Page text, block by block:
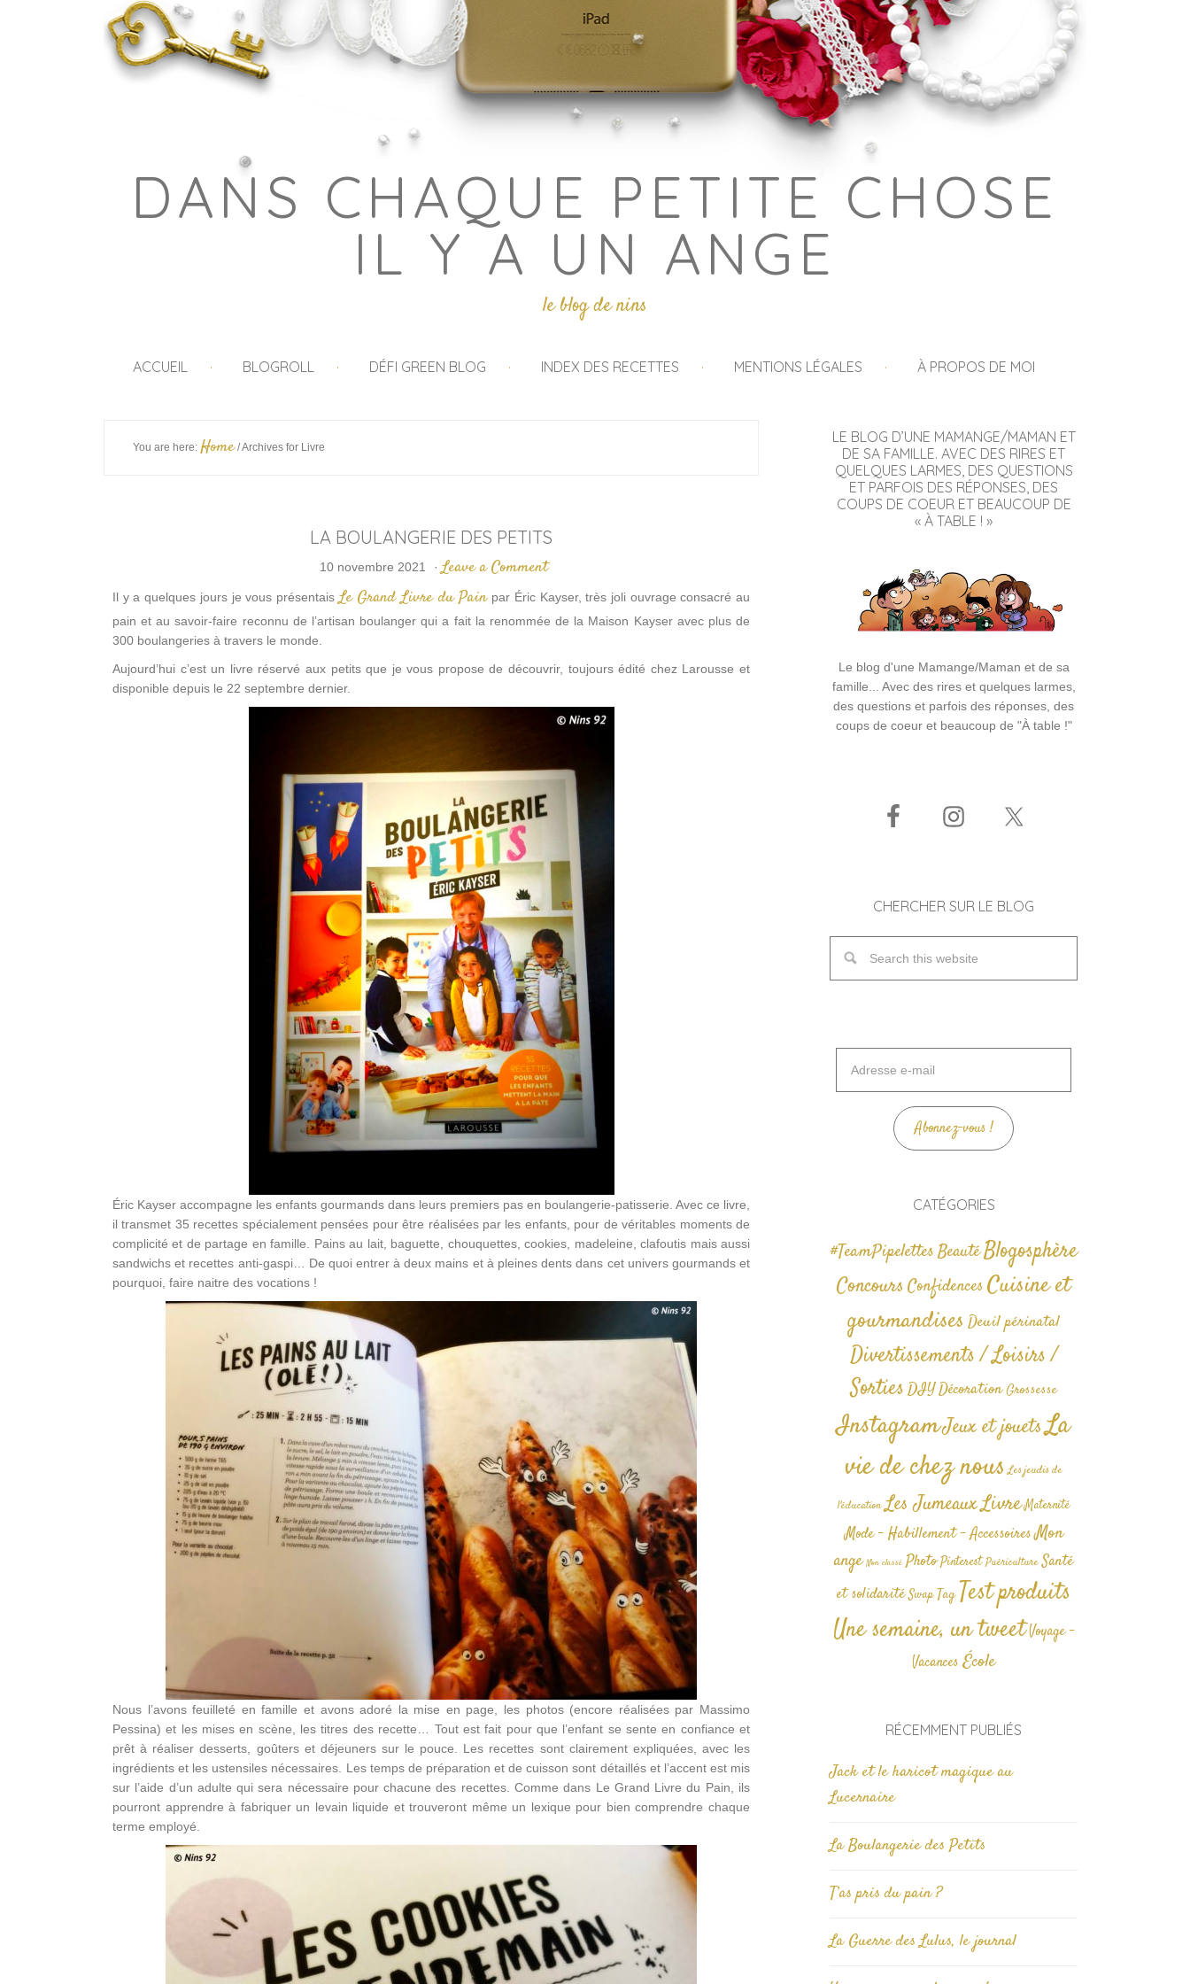
DANS CHAQUE PETITE CHOSE
IL Y A UN ANGE
le blog de nins
ACCUEIL BLOGROLL DÉFI GREEN BLOG INDEX DES RECETTES MENTIONS LÉGALES À PROPOS DE MOI
You are here: Home /Archives for Livre
LA BOULANGERIE DES PETITS
10 novembre 2021 · Leave a Comment
Il y a quelques jours je vous présentais Le Grand Livre du Painpar Éric Kayser, très joli ouvrage consacré au
pain et au savoir-faire reconnu de l’artisan boulanger qui a fait la renommée de la Maison Kayser avec plus de
300 boulangeries à travers le monde.
Aujourd’hui c’est un livre réservé aux petits que je vous propose de découvrir, toujours édité chez Larousse et
disponible depuis le 22 septembre dernier.
Éric Kayser accompagne les enfants gourmands dans leurs premiers pas en boulangerie-patisserie. Avec ce livre,
il transmet 35 recettes spécialement pensées pour être réalisées par les enfants, pour de véritables moments de
complicité et de partage en famille. Pains au lait, baguette, chouquettes, cookies, madeleine, clafoutis mais aussi
sandwichs et recettes anti-gaspi… De quoi entrer à deux mains et à pleines dents dans cet univers gourmands et
pourquoi, faire naitre des vocations !
Nous l’avons feuilleté en famille et avons adoré la mise en page, les photos (encore réalisées par Massimo
Pessina) et les mises en scène, les titres des recette… Tout est fait pour que l’enfant se sente en confiance et
prêt à réaliser desserts, goûters et déjeuners sur le pouce. Les recettes sont clairement expliquées, avec les
ingrédients et les ustensiles nécessaires. Les temps de préparation et de cuisson sont détaillés et l’accent est mis
sur l’aide d’un adulte qui sera nécessaire pour chacune des recettes. Comme dans Le Grand Livre du Pain, ils
pourront apprendre à fabriquer un levain liquide et trouveront même un lexique pour bien comprendre chaque
terme employé.
LE BLOG D’UNE MAMANGE/MAMAN ET
DE SA FAMILLE. AVEC DES RIRES ET
QUELQUES LARMES, DES QUESTIONS
ET PARFOIS DES RÉPONSES, DES
COUPS DE COEUR ET BEAUCOUP DE
« À TABLE ! »
Le blog d'une Mamange/Maman et de sa
famille... Avec des rires et quelques larmes,
des questions et parfois des réponses, des
coups de coeur et beaucoup de "À table !"
CHERCHER SUR LE BLOG
mail
Abonnez-vous !
CATÉGORIES
#TeamPipelettesBeautéBlogosphère
ConcoursConfidences Cuisine et
gourmandises Deuil périnatal
Divertissements / Loisirs /
SortiesDIYDécoration Grossesse
InstagramJeux et jouetsLa
vie de chez nous Les jeudis de
l'éducation Les JumeauxLivre Maternité
Mode - Habillement - AccessoiresMon
ange Non classé Photo Pinterest Puériculture Santé
et solidarité Swap TagTest produits
Une semaine, un tweetVoyage -
Vacances École
RÉCEMMENT PUBLIÉS
Jack et le haricot magique au
Lucernaire
La Boulangerie des Petits
T’as pris du pain ?
La Guerre des Lulus, le journal